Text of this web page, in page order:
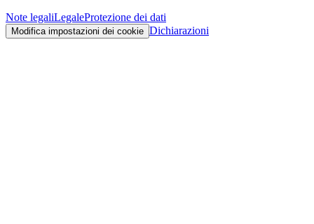
Note legaliLegaleProtezione dei dati
Modifica impostazioni dei cookie Dichiarazioni